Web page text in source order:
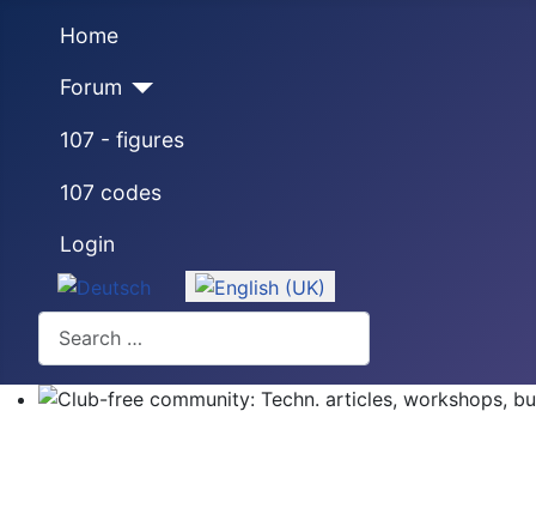
Home
Forum
107 - figures
107 codes
Login
Select your language
Search